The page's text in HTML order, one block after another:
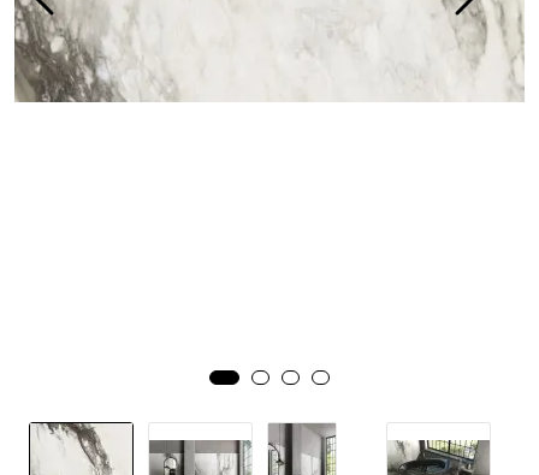
Favoritter (
Min side